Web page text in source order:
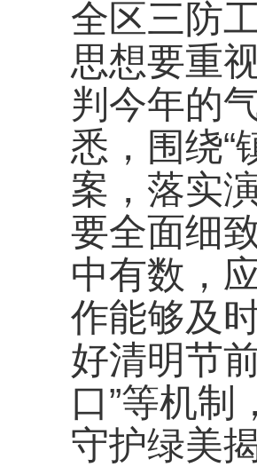
全区三防
思想要重
判今年的
悉，围绕“
案，落实
要全面细
中有数，
作能够及
好清明节
口”等机
守护绿美揭